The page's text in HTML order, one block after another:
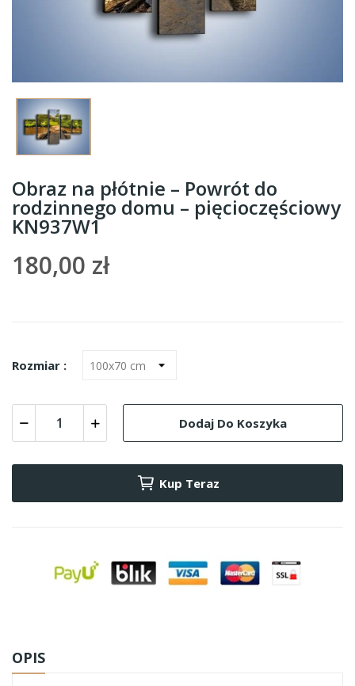
Obraz na płótnie – Powrót do
rodzinnego domu – pięcioczęściowy
KN937W1
180,00 zł
Rozmiar :
Dodaj Do Koszyka
Kup Teraz
OPIS